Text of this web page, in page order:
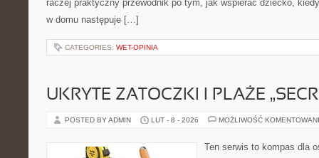
raczej praktyczny przewodnik po tym, jak wspierać dziecko,
w domu następuje […]
CATEGORIES: WET-OPINIA
UKRYTE ZATOCZKI I PLAŻE
POSTED BY ADMIN LUT - 8 - 2026 MOŻLIWOŚĆ
Ten serwis to kompas dla